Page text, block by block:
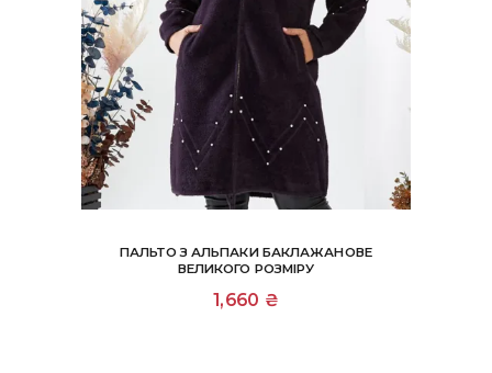
ПАЛЬТО З АЛЬПАКИ БАКЛАЖАНОВЕ
ВЕЛИКОГО РОЗМІРУ
1,660 ₴